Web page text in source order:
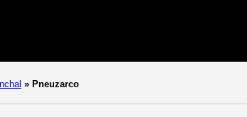
» Pneuzarco